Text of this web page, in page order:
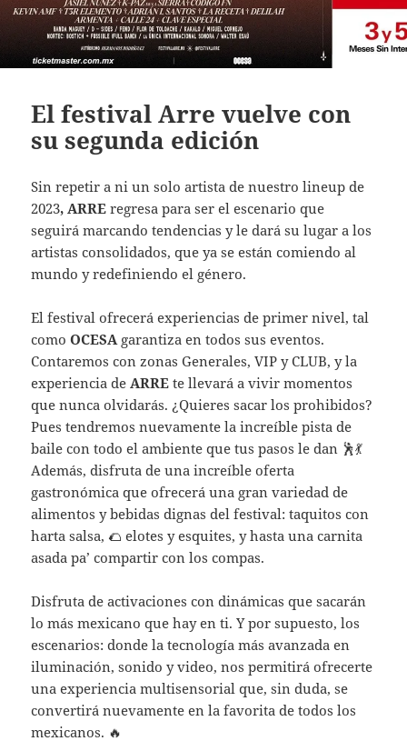
El festival Arre vuelve con
su segunda edición
Sin repetir a ni un solo artista de nuestro lineup de
2023, ARREregresa para ser el escenario que
seguirá marcando tendencias y le dará su lugar a los
artistas consolidados, que ya se están comiendo al
mundo y redefiniendo el género.
El festival ofrecerá experiencias de primer nivel, tal
comoOCESA garantiza en todos sus eventos.
Contaremos con zonas Generales, VIP y CLUB, y la
experiencia de ARRE te llevará a vivir momentos
que nunca olvidarás. ¿Quieres sacar los prohibidos?
Pues tendremos nuevamente la increíble pista de
baile con todo el ambiente que tus pasos le dan 🕺💃
Además, disfruta de una increíble oferta
gastronómica que ofrecerá una gran variedad de
alimentos y bebidas dignas del festival: taquitos con
harta salsa, 🌮 elotes y esquites, y hasta una carnita
asada pa’ compartir con los compas.
Disfruta de activaciones con dinámicas que sacarán
lo más mexicano que hay en ti. Y por supuesto, los
escenarios: donde la tecnología más avanzada en
iluminación, sonido y video, nos permitirá ofrecerte
una experiencia multisensorial que, sin duda, se
convertirá nuevamente en la favorita de todos los
mexicanos. 🔥